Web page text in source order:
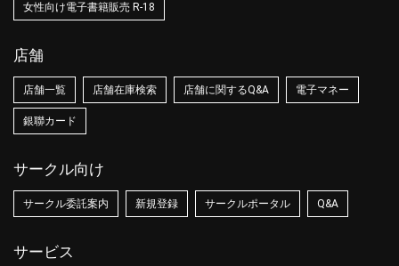
女性向け電子書籍販売 R-18
店舗
店舗一覧 店舗在庫検索 店舗に関するQ&A 電子マネー
銀聯カード
サークル向け
サークル委託案内 新規登録 サークルポータル Q&A
サービス